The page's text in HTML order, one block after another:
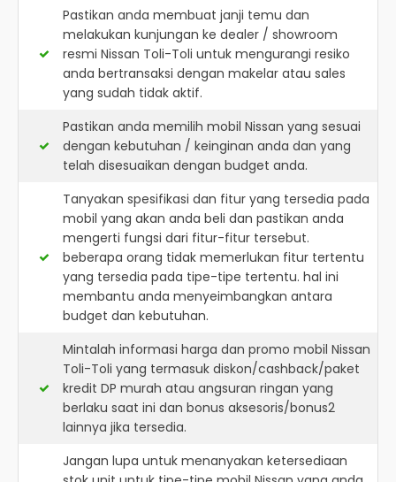
Pastikan anda membuat janji temu dan
melakukan kunjungan ke dealer / showroom
resmi Nissan Toli-Toli untuk mengurangi resiko
anda bertransaksi dengan makelar atau sales
yang sudah tidak aktif.
Pastikan anda memilih mobil Nissan yang sesuai
dengan kebutuhan / keinginan anda dan yang
telah disesuaikan dengan budget anda.
Tanyakan spesifikasi dan fitur yang tersedia pada
mobil yang akan anda beli dan pastikan anda
mengerti fungsi dari fitur-fitur tersebut.
beberapa orang tidak memerlukan fitur tertentu
yang tersedia pada tipe-tipe tertentu. hal ini
membantu anda menyeimbangkan antara
budget dan kebutuhan.
Mintalah informasi harga dan promo mobil Nissan
Toli-Toli yang termasuk diskon/cashback/paket
kredit DP murah atau angsuran ringan yang
berlaku saat ini dan bonus aksesoris/bonus2
lainnya jika tersedia.
Jangan lupa untuk menanyakan ketersediaan